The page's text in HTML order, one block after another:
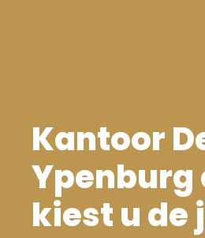
Kantoor
Ypenburg
kiest u de